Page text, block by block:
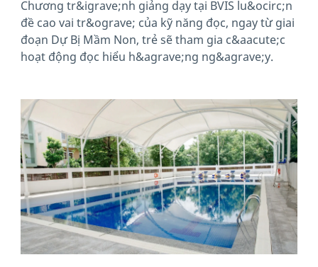
Chương tr&igrave;nh giảng dạy tại BVIS lu&ocirc;n
đề cao vai tr&ograve; của kỹ năng đọc, ngay từ giai
đoạn Dự Bị Mầm Non, trẻ sẽ tham gia c&aacute;c
hoạt động đọc hiểu h&agrave;ng ng&agrave;y.
News image